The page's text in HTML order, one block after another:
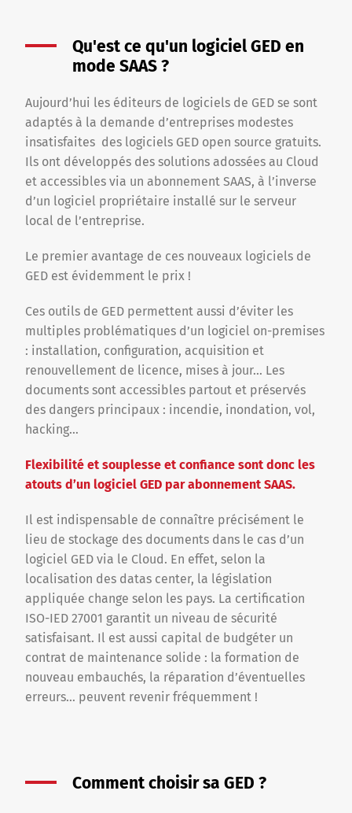
Qu'est ce qu'un logiciel GED en
mode SAAS ?
Aujourd’hui les éditeurs de logiciels de GED se sont
adaptés à la demande d’entreprises modestes
insatisfaites des logiciels GED open source gratuits.
Ils ont développés des solutions adossées au Cloud
et accessibles via un abonnement SAAS, à l’inverse
d’un logiciel propriétaire installé sur le serveur
local de l’entreprise.
Le premier avantage de ces nouveaux logiciels de
GED est évidemment le prix !
Ces outils de GED permettent aussi d’éviter les
multiples problématiques d’un logiciel on-premises
: installation, configuration, acquisition et
renouvellement de licence, mises à jour… Les
documents sont accessibles partout et préservés
des dangers principaux : incendie, inondation, vol,
hacking…
Flexibilité et souplesse et confiance sont donc les
atouts d’un logiciel GED par abonnement SAAS.
Il est indispensable de connaître précisément le
lieu de stockage des documents dans le cas d’un
logiciel GED via le Cloud. En effet, selon la
localisation des datas center, la législation
appliquée change selon les pays. La certification
ISO-IED 27001 garantit un niveau de sécurité
satisfaisant. Il est aussi capital de budgéter un
contrat de maintenance solide : la formation de
nouveau embauchés, la réparation d’éventuelles
erreurs… peuvent revenir fréquemment !
Comment choisir sa GED ?